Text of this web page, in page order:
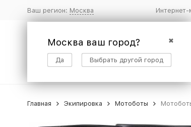
Ваш регион: Москва
✖
Москва ваш город?
Да Выбрать другой город
Интернет-
Главная Экипировка Мотоботы